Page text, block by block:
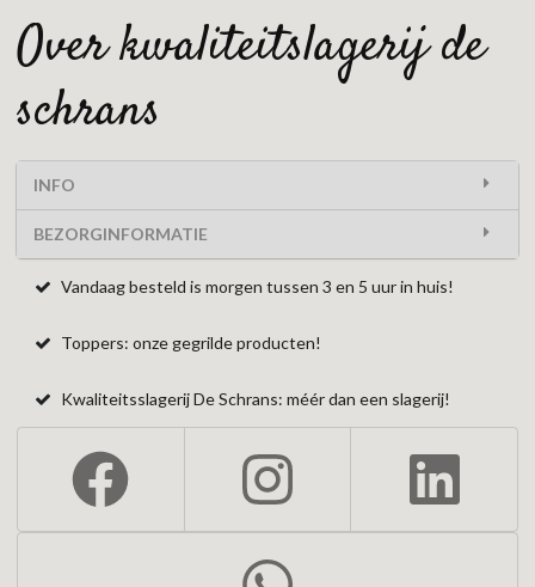
over kwaliteitslagerij de
schrans
INFO
BEZORGINFORMATIE
Vandaag besteld is morgen tussen 3 en 5 uur in huis!
Toppers: onze gegrilde producten!
Kwaliteitsslagerij De Schrans: méér dan een slagerij!